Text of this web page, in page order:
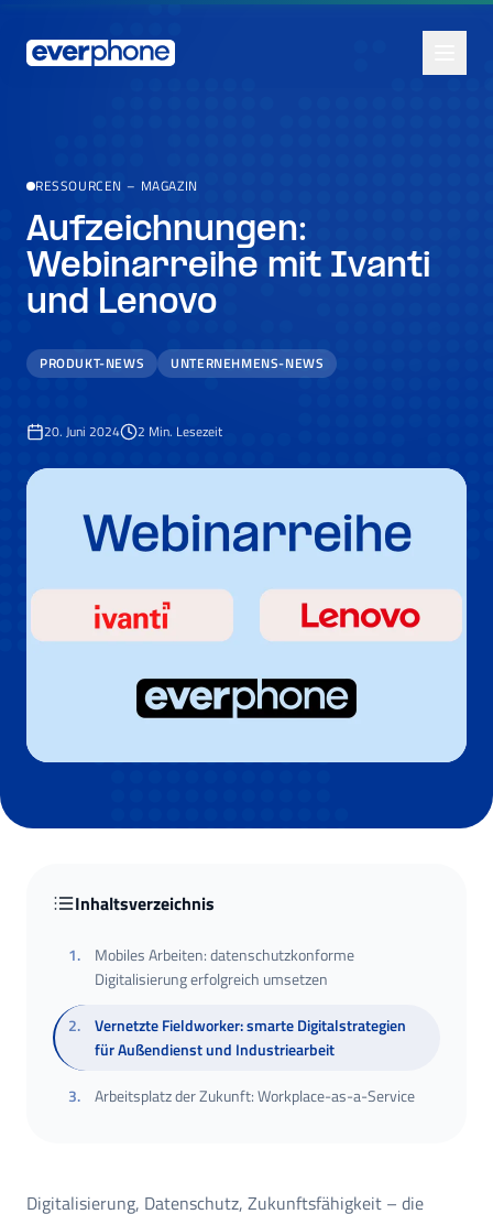
RESSOURCEN – MAGAZIN
Aufzeichnungen:
Webinarreihe mit Ivanti
und Lenovo
PRODUKT-NEWS UNTERNEHMENS-NEWS
20. Juni 2024 2 Min. Lesezeit
Inhaltsverzeichnis
1.
Mobiles Arbeiten: datenschutzkonforme
Digitalisierung erfolgreich umsetzen
2.
Vernetzte Fieldworker: smarte Digitalstrategien
für Außendienst und Industriearbeit
3. Arbeitsplatz der Zukunft: Workplace-as-a-Service
Digitalisierung, Datenschutz, Zukunftsfähigkeit – die